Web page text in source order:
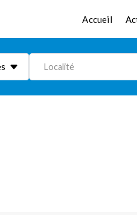
Accueil
Localité